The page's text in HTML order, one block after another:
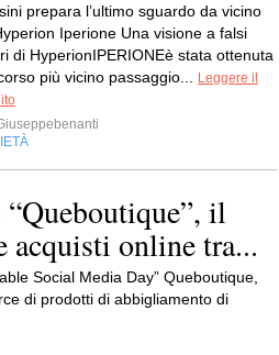
prepara l’ultimo sguardo da vicino
Iperione Una visione a falsi
di HyperionIPERIONEè stata ottenuta
più vicino passaggio...
Leggere il
il
acquisti online tra...
Social Media Day” Queboutique,
di prodotti di abbigliamento di